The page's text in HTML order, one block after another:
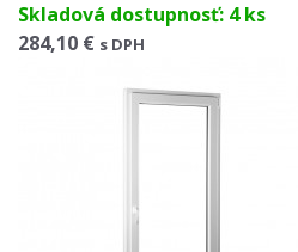
Skladová dostupnosť: 4 ks
284,10 € s DPH